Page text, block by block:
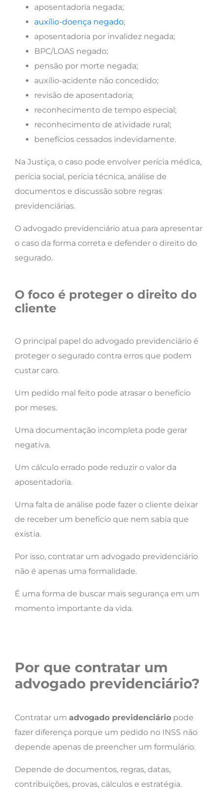
aposentadoria negada;
auxílio-doença negado;
aposentadoria por invalidez negada;
BPC/LOAS negado;
pensão por morte negada;
auxílio-acidente não concedido;
revisão de aposentadoria;
reconhecimento de tempo especial;
reconhecimento de atividade rural;
benefícios cessados indevidamente.
Na Justiça, o caso pode envolver perícia médica,
perícia social, perícia técnica, análise de
documentos e discussão sobre regras
previdenciárias.
O advogado previdenciário atua para apresentar
o caso da forma correta e defender o direito do
segurado.
O foco é proteger o direito do
cliente
O principal papel do advogado previdenciário é
proteger o segurado contra erros que podem
custar caro.
Um pedido mal feito pode atrasar o benefício
por meses.
Uma documentação incompleta pode gerar
negativa.
Um cálculo errado pode reduzir o valor da
aposentadoria.
Uma falta de análise pode fazer o cliente deixar
de receber um benefício que nem sabia que
existia.
Por isso, contratar um advogado previdenciário
não é apenas uma formalidade.
É uma forma de buscar mais segurança em um
momento importante da vida.
Por que contratar um
advogado previdenciário?
Contratar um advogado previdenciário pode
fazer diferença porque um pedido no INSS não
depende apenas de preencher um formulário.
Depende de documentos, regras, datas,
contribuições, provas, cálculos e estratégia.